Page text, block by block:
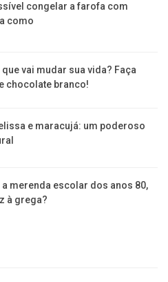
congelar a farofa com
como
vai mudar sua vida? Faça
chocolate branco!
e maracujá: um poderoso
merenda escolar dos anos 80,
à grega?